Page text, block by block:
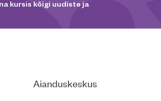
kursis kõigi uudiste ja
Aianduskeskus